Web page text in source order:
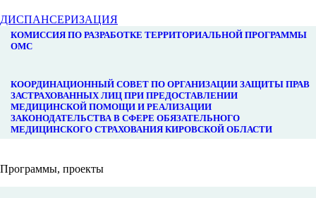
ДИСПАНСЕРИЗАЦИЯ
КОМИССИЯ ПО РАЗРАБОТКЕ ТЕРРИТОРИАЛЬНОЙ ПРОГРАММЫ
ОМС
КООРДИНАЦИОННЫЙ СОВЕТ ПО ОРГАНИЗАЦИИ ЗАЩИТЫ ПРАВ
ЗАСТРАХОВАННЫХ ЛИЦ ПРИ ПРЕДОСТАВЛЕНИИ
МЕДИЦИНСКОЙ ПОМОЩИ И РЕАЛИЗАЦИИ
ЗАКОНОДАТЕЛЬСТВА В СФЕРЕ ОБЯЗАТЕЛЬНОГО
МЕДИЦИНСКОГО СТРАХОВАНИЯ КИРОВСКОЙ ОБЛАСТИ
Программы, проекты